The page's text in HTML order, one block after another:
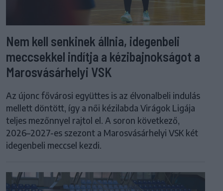
Nem kell senkinek állnia, idegenbeli
meccsekkel indítja a kézibajnokságot a
Marosvásárhelyi VSK
Az újonc fővárosi együttes is az élvonalbeli indulás
mellett döntött, így a női kézilabda Virágok Ligája
teljes mezőnnyel rajtol el. A soron következő,
2026–2027-es szezont a Marosvásárhelyi VSK két
idegenbeli meccsel kezdi.